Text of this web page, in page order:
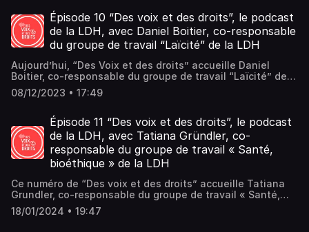
Épisode 10 “Des voix et des droits”, le podcast
de la LDH, avec Daniel Boitier, co-responsable
du groupe de travail “Laïcité” de la LDH
Aujourd’hui, “Des Voix et des droits” accueille Daniel
Boitier, co-responsable du groupe de travail “Laïcité” de
la LDH, à l’occasion du 118ème anniversaire de la
promulgation de la loi de séparation des Eglises et de
rappelle les combats de la LDH sur ce sujet.
08/12/2023 • 17:49
Épisode 11 “Des voix et des droits”, le podcast
de la LDH, avec Tatiana Gründler, co-
responsable du groupe de travail « Santé,
bioéthique » de la LDH
Ce numéro de “Des voix et des droits” accueille Tatiana
Grundler, co-responsable du groupe de travail « Santé,
bioéthique » de la LDH, pour nous éclairer sur l’évolution
en cours de la loi sur la fin de vie. Elle revient sur les
18/01/2024 • 19:47